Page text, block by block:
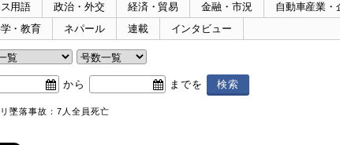
用語 政治・外交 経済・貿易 金融・市況
自動車産業・
・教育 ネパール 連載 インタビュー
から までを
墜落事故：7人全員死亡